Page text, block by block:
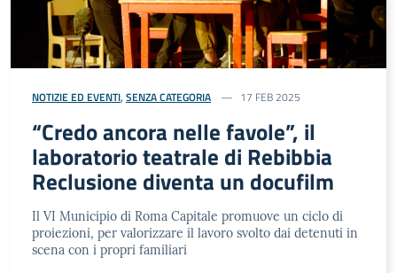
NOTIZIE ED EVENTI, SENZA CATEGORIA 17 FEB 2025
“Credo ancora nelle favole”, il
laboratorio teatrale di Rebibbia
Reclusione diventa un docufilm
Il VI Municipio di Roma Capitale promuove un ciclo di
proiezioni, per valorizzare il lavoro svolto dai detenuti in
scena con i propri familiari